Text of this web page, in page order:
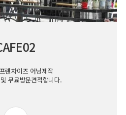
렌차이즈 어닝제작
무료방문견적합니다.